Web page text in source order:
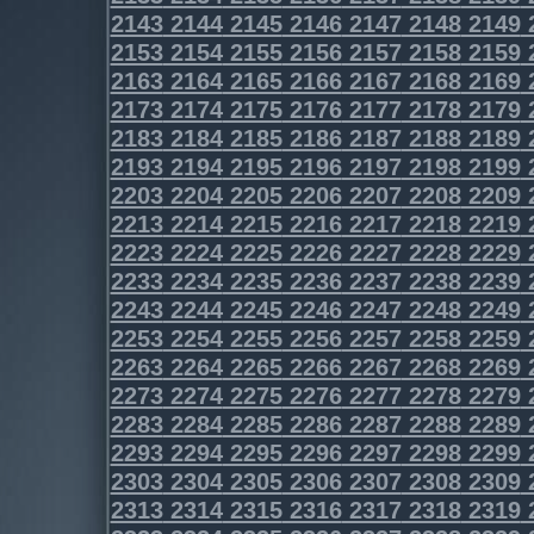
2143214421452146214721482149
2153215421552156215721582159
2163216421652166216721682169
2173217421752176217721782179
2183218421852186218721882189
2193219421952196219721982199
2203220422052206220722082209
2213221422152216221722182219
2223222422252226222722282229
2233223422352236223722382239
2243224422452246224722482249
2253225422552256225722582259
2263226422652266226722682269
2273227422752276227722782279
2283228422852286228722882289
2293229422952296229722982299
2303230423052306230723082309
2313231423152316231723182319